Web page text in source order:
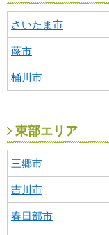
さいたま市
蕨市
桶川市
東部エリア
三郷市
吉川市
春日部市